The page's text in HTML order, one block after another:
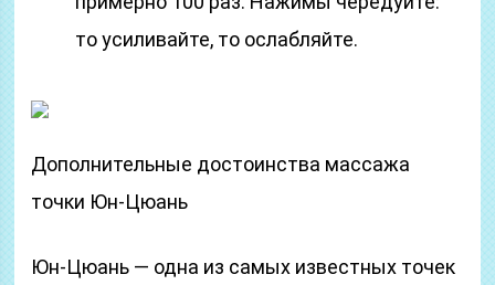
то усиливайте, то ослабляйте.
Дополнительные достоинства массажа
точки Юн-Цюань
Юн-Цюань — одна из самых известных точек